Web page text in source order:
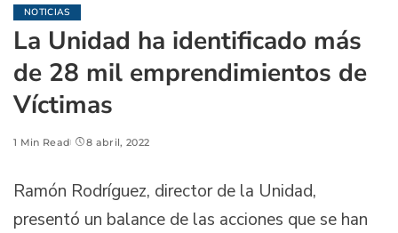
NOTICIAS
La Unidad ha identificado más
de 28 mil emprendimientos de
Víctimas
1 Min Read 8 abril, 2022
Ramón Rodríguez, director de la Unidad,
presentó un balance de las acciones que se han